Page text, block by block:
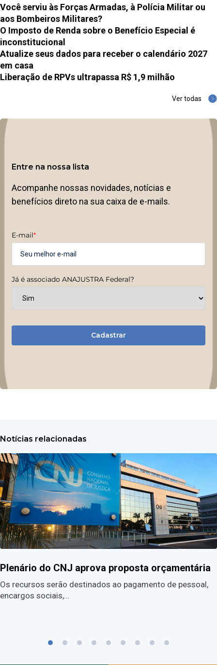
Você serviu às Forças Armadas, à Polícia Militar ou
aos Bombeiros Militares?
O Imposto de Renda sobre o Benefício Especial é
inconstitucional
Atualize seus dados para receber o calendário 2027
em casa
Liberação de RPVs ultrapassa R$ 1,9 milhão
Ver todas
Entre na nossa lista
Acompanhe nossas novidades, notícias e
benefícios direto na sua caixa de e-mails.
E-mail*
Já é associado ANAJUSTRA Federal?
Cadastrar
Notícias relacionadas
Plenário do CNJ aprova proposta orçamentária
Os recursos serão destinados ao pagamento de pessoal,
encargos sociais,…